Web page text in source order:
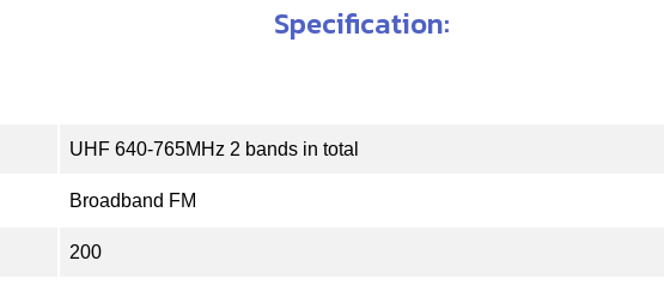
Specification:
UHF 640-765MHz 2 bands in total
Broadband FM
200